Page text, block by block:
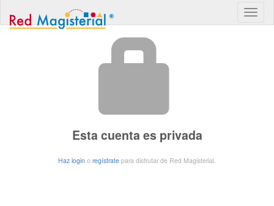
Esta cuenta es privada
Haz login o regístrate para disfrutar de Red Magisterial.